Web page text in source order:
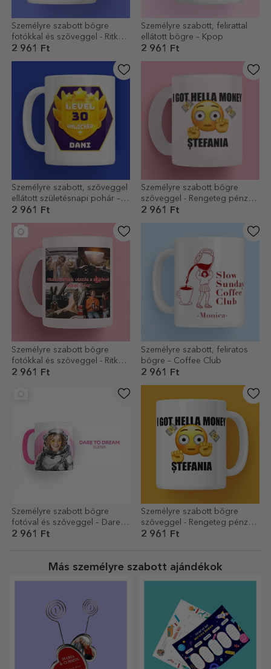
Személyre szabott bögre
fotókkal és szöveggel - Ritka
esztétika
2 961 Ft
Személyre szabott, felirattal
ellátott bögre – Kpop
2 961 Ft
Személyre szabott, szöveggel
ellátott születésnapi pohár –
Level Unlocked
2 961 Ft
Személyre szabott bögre
szöveggel - Rengeteg pénzem
van
2 961 Ft
Személyre szabott bögre
fotókkal és szöveggel - Ritka
esztétika
2 961 Ft
Személyre szabott, feliratos
bögre – Coffee Club
2 961 Ft
Személyre szabott bögre
fotóval és szöveggel – Dare
to Dream – Válaszd ki a
2 961 Ft
Személyre szabott bögre
szöveggel - Rengeteg pénzem
van
2 961 Ft
Más személyre szabott ajándékok